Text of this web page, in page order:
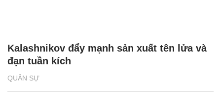
QUÂN SỰ
Kalashnikov đẩy mạnh sản xuất tên lửa và
đạn tuần kích